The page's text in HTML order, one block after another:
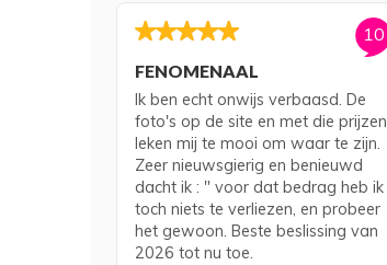
10
FENOMENAAL
Ik ben echt onwijs verbaasd. De
foto's op de site en met die prijzen
leken mij te mooi om waar te zijn.
Zeer nieuwsgierig en benieuwd
dacht ik : " voor dat bedrag heb ik
toch niets te verliezen, en probeer
het gewoon. Beste beslissing van
2026 tot nu toe.